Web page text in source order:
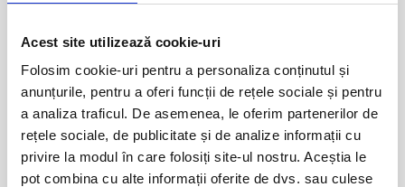
Acest site utilizează cookie-uri
Folosim cookie-uri pentru a personaliza conținutul și
anunțurile, pentru a oferi funcții de rețele sociale și pentru
a analiza traficul. De asemenea, le oferim partenerilor de
rețele sociale, de publicitate și de analize informații cu
privire la modul în care folosiți site-ul nostru. Aceștia le
pot combina cu alte informații oferite de dvs. sau culese
taxă fixă, în urma unui contract și a unei facturi, sau sub
formă de abonament lunar. Abonamentul poate fi anulat în
orice moment, cu o notificare trimisă către Sanostory.
Garanții și limitări de răspundere
Sanostory garantează serviciile oferite și le asigură atât